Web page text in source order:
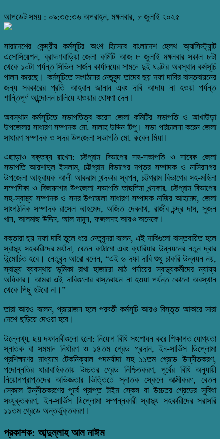
আপডেট সময় : ০৯:৩৫:৩৬ অপরাহ্ন, মঙ্গলবার, ৮ জুলাই ২০২৫
সারাদেশের কেন্দ্রীয় কর্মসূচির অংশ হিসেবে বাংলাদেশ হেলথ অ্যাসিস্ট্যান্ট
এসোসিয়েশন, ব্রাহ্মণবাড়িয়া জেলা কমিটি আজ ৮ জুলাই মঙ্গলবার সকাল ৮টা
থেকে ১০টা পর্যন্ত সিভিল সার্জন কার্যালয়ের সামনে দুই ঘণ্টার অবস্থান কর্মসূচি
পালন করেছে। কর্মসূচিতে সংগঠনের নেতৃবৃন্দ তাদের ছয় দফা দাবির বাস্তবায়নের
জন্য সরকারের প্রতি আহ্বান জানান এবং দাবি আদায় না হওয়া পর্যন্ত
শান্তিপূর্ণ আন্দোলন চালিয়ে যাওয়ার ঘোষণা দেন।
অবস্থান কর্মসূচিতে সভাপতিত্ব করেন জেলা কমিটির সভাপতি ও আখাউড়া
উপজেলার সাধারণ সম্পাদক মো. সালাহ উদ্দিন টিপু। সভা পরিচালনা করেন জেলা
সাধারণ সম্পাদক ও সদর উপজেলা সভাপতি মো. রুবেল মিয়া।
এছাড়াও বক্তব্য রাখেন: চট্টগ্রাম বিভাগের সহ-সভাপতি ও সাবেক জেলা
সভাপতি আরশাদুল ইসলাম, চট্টগ্রাম বিভাগের দপ্তর সম্পাদক ও নাসিরনগর
উপজেলা আহ্বায়ক আলী আকরাম খন্দকার স্বপন, চট্টগ্রাম বিভাগের সহ-মহিলা
সম্পাদিকা ও বিজয়নগর উপজেলা সভাপতি তাছলিমা খন্দকার, চট্টগ্রাম বিভাগের
সহ-স্বাস্থ্য সম্পাদক ও সদর উপজেলা সাধারণ সম্পাদক নাজির আহমেদ, জেলা
সাংগঠনিক সম্পাদক রাসেল আহমেদ, অজিত দেবনাথ, রাজীব চন্দ্র দাস, সুজন
খান, আলমাছ উদ্দিন, আল মামুন, ফজলসহ আরও অনেকে।
বক্তারা ছয় দফা দাবি তুলে ধরে নেতৃবৃন্দরা বলেন, এই দাবিগুলো বাস্তবায়িত হলে
স্বাস্থ্য সহকারীদের মর্যাদা, বেতন কাঠামো এবং ক্যারিয়ার উন্নয়নের নতুন দ্বার
উন্মোচিত হবে। নেতৃবৃন্দ আরো বলেন, “এই ৬ দফা দাবি শুধু চাকরি উন্নয়ন নয়,
স্বাস্থ্য ব্যবস্থায় ভূমিকা রাখা হাজারো মাঠ পর্যায়ের স্বাস্থ্যকর্মীদের ন্যায্য
অধিকার। আমরা এই দাবিগুলোর বাস্তবায়ন না হওয়া পর্যন্ত কোনো অবস্থান
থেকে পিছু হটবো না।”
তারা আরও বলেন, প্রয়োজন হলে পরবর্তী কর্মসূচি আরও বিস্তৃত আকারে সারা
দেশে ছড়িয়ে দেওয়া হবে।
উল্লেখ্য, ছয় দফাদাবীগুলো হলো: নিয়োগ বিধি সংশোধন করে শিক্ষাগত যোগ্যতা
স্নাতক বা সমমান নির্ধারণ ও ১৪তম গ্রেড প্রদান, ইন-সার্ভিস ডিপ্লোমা
প্রশিক্ষণের মাধ্যমে টেকনিক্যাল পদমর্যাদা সহ ১১তম গ্রেডে উন্নীতকরণ,
পদোন্নতির ধারাবাহিকতায় উচ্চতর গ্রেড নিশ্চিতকরণ, পূর্বের বিধি অনুযায়ী
নিয়োগপ্রাপ্তদের অভিজ্ঞতার ভিত্তিতে স্নাতক স্কেলে আত্মীকরণ, বেতন
স্কেলে উন্নীতকরণের পূর্বে প্রাপ্ত টাইম স্কেল বা উচ্চতর গ্রেডের সুবিধা
সংযুক্তকরণ, ইন-সার্ভিস ডিপ্লোমা সম্পন্নকারী স্বাস্থ্য সহকারীদের সরাসরি
১১তম গ্রেডে অন্তর্ভুক্তকরণ।
প্রকাশক: আব্দুল্লাহ আল নাঈম